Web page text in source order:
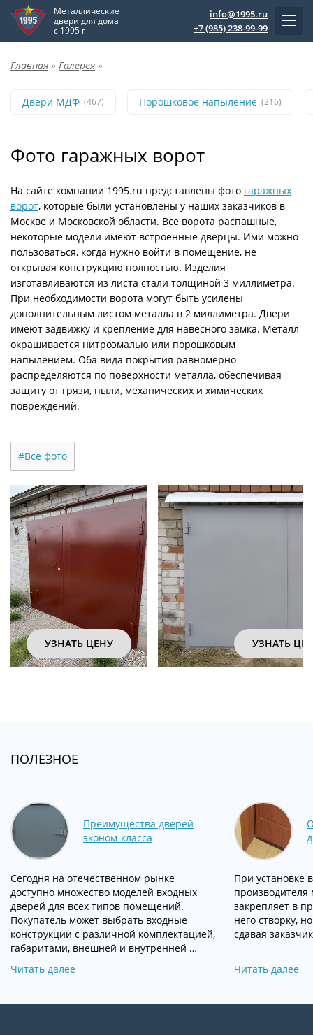
Металлические
двери для дома
с 1995 г
info@1995.ru
+7 (985) 238-99-99
Главная » Галерея »
Двери МДФ (467) Порошковое напыление (216)
Фото гаражных ворот
На сайте компании 1995.ru представлены фото гаражных
ворот, которые были установлены у наших заказчиков в
Москве и Московской области. Все ворота распашные,
некоторые модели имеют встроенные дверцы. Ими можно
пользоваться, когда нужно войти в помещение, не
открывая конструкцию полностью. Изделия
изготавливаются из листа стали толщиной 3 миллиметра.
При необходимости ворота могут быть усилены
дополнительным листом металла в 2 миллиметра. Двери
имеют задвижку и крепление для навесного замка. Металл
окрашивается нитроэмалью или порошковым
напылением. Оба вида покрытия равномерно
распределяются по поверхности металла, обеспечивая
защиту от грязи, пыли, механических и химических
повреждений.
#Все фото
УЗНАТЬ ЦЕНУ УЗНАТЬ
ПОЛЕЗНОЕ
Преимущества дверей
эконом-класса
Сегодня на отечественном рынке
доступно множество моделей входных
дверей для всех типов помещений.
Покупатель может выбрать входные
конструкции с различной комплектацией,
габаритами, внешней и внутренней …
Читать далее
При установке
производителя
закрепляет в
него створку,
сдавая
Читать далее